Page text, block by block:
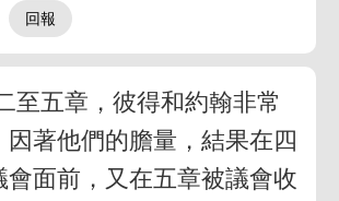
至五章，彼得和約翰非常
因著他們的膽量，結果在四
會面前，又在五章被議會收